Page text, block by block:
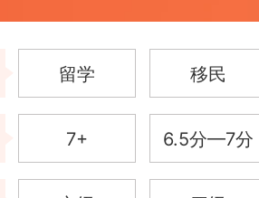
留学 移民
7+ 6.5分—7分